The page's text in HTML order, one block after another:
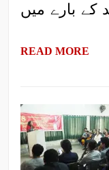
کے بارے میں
READ MORE